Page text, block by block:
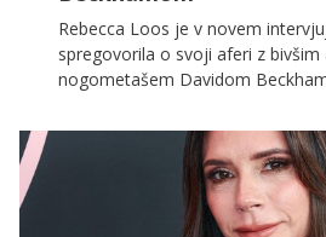
Rebecca Loos je v novem
spregovorila o svoji aferi z bivšim
nogometašem Davidom